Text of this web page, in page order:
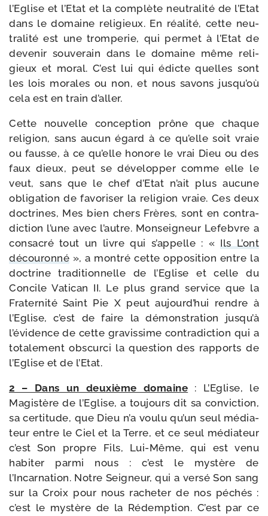
l’Eglise et l’Etat et la com­plète neu­tra­li­té de l’Etat
dans le domaine reli­gieux. En réa­li­té, cette neu­
tra­li­té est une trom­pe­rie, qui per­met à l’Etat de
deve­nir sou­ve­rain dans le domaine même reli­
gieux et moral. C’est lui qui édicte quelles sont
les lois morales ou non, et nous savons jusqu’où
cela est en train d’aller.
Cette nou­velle concep­tion prône que chaque
reli­gion, sans aucun égard à ce qu’elle soit vraie
ou fausse, à ce qu’elle honore le vrai Dieu ou des
faux dieux, peut se déve­lop­per comme elle le
veut, sans que le chef d’Etat n’ait plus aucune
obli­ga­tion de favo­ri­ser la reli­gion vraie. Ces deux
doc­trines, Mes bien chers Frères, sont en contra­
dic­tion l’une avec l’autre. Monseigneur Lefebvre a
consa­cré tout un livre qui s’appelle : «Ils L’ont
décou­ron­né », a mon­tré cette oppo­si­tion entre la
doc­trine tra­di­tion­nelle de l’Eglise et celle du
Concile Vatican II. Le plus grand ser­vice que la
Fraternité Saint Pie X peut aujourd’hui rendre à
l’Eglise, c’est de faire la démons­tra­tion jusqu’à
l’évidence de cette gra­vis­sime contra­dic­tion qui a
tota­le­ment obs­cur­ci la ques­tion des rap­ports de
l’Eglise et de l’Etat.
2 – Dans un deuxième domaine : L’Eglise, le
Magistère de l’Eglise, a tou­jours dit sa convic­tion,
sa cer­ti­tude, que Dieu n’a vou­lu qu’un seul média­
teur entre le Ciel et la Terre, et ce seul média­teur
c’est Son propre Fils, Lui-​Même, qui est venu
habi­ter par­mi nous : c’est le mys­tère de
l’Incarnation. Notre Seigneur, qui a ver­sé Son sang
sur la Croix pour nous rache­ter de nos péchés :
c’est le mys­tère de la Rédemption. C’est par ce